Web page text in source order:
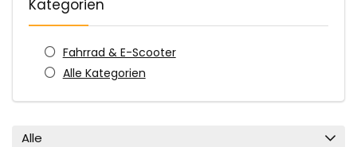
Kategorien
Fahrrad & E-Scooter
Alle Kategorien
Alle